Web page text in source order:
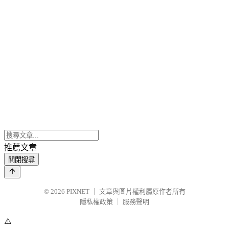
推薦文章
關閉搜尋
© 2026 PIXNET
文章與圖片權利屬原作者所有
隱私權政策
服務聲明
⚠️